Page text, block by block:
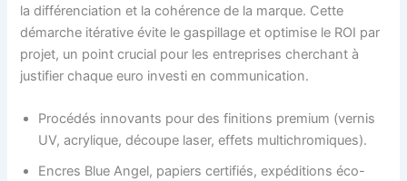
la différenciation et la cohérence de la marque. Cette
démarche itérative évite le gaspillage et optimise le ROI par
projet, un point crucial pour les entreprises cherchant à
justifier chaque euro investi en communication.
Procédés innovants pour des finitions premium (vernis
UV, acrylique, découpe laser, effets multichromiques).
Encres Blue Angel, papiers certifiés, expéditions éco-